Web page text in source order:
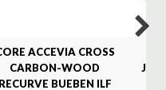
ACCEVIA CROSS
CARBON-WOOD
RECURVE BUEBEN ILF